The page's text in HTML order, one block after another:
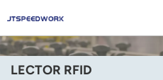
+86 -18681515767
LECTOR RFID